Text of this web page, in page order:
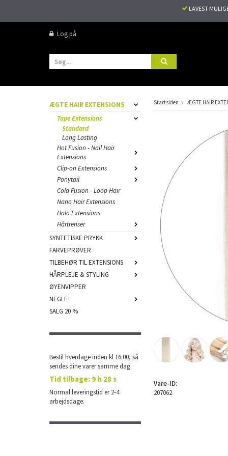
LAVEST
Log på
ÆGTE HAIR EXTENSIONS
Tape Extensions
Standard
Long Lasting
Hot Fusion - Nail Hair
Extensions
Clip-on Extensions
Ponytail
Cold Fusion - Loop Hair
Nano Hair Extensions
Halo Extensions
Hårtrenser
SYNTETISKE PRYKK
FARVEPRØVER
TILBEHØR TIL EXTENSIONS
HÅRPLEJE & STYLING
ØYENVIPPER
NEGLE
SALG 20 %
Bestil hverdage inden kl 16:00, så
sendes dine varer samme dag.
Tid tilbage: 9 h 28 s
Normal leveringstid er 2-4
arbejdsdage.
Startsiden ÆGTE HAIR
Vare-ID:
207062